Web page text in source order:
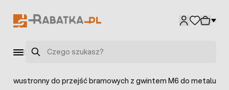
Szukaj
dwustronny do przejść bramowych z gwintem M6 do metalu